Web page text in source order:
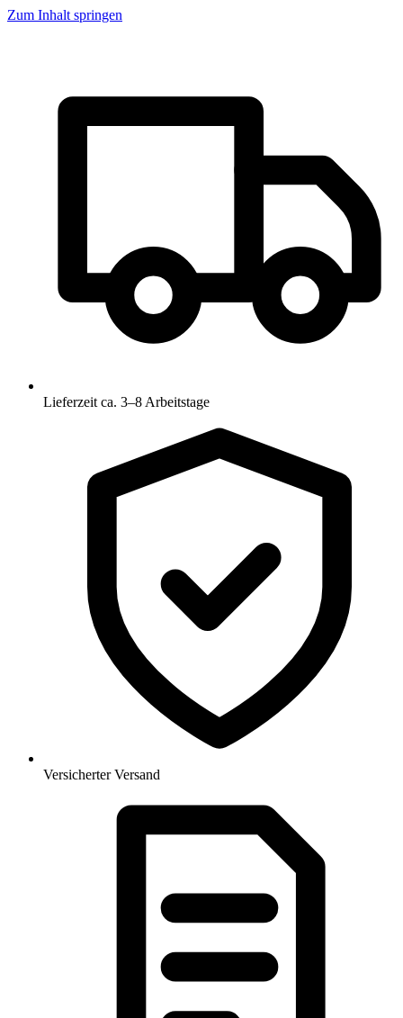
Zum Inhalt springen
Lieferzeit ca. 3–8 Arbeitstage
Versicherter Versand